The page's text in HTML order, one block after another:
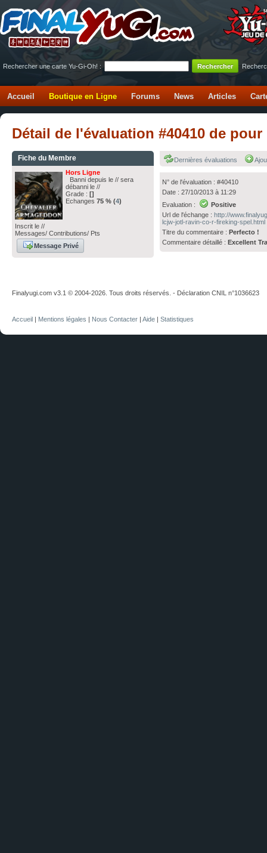
Rechercher une carte Yu-Gi-Oh! :
Accueil Boutique en Ligne Forums News Articles
Détail de l'évaluation #40410 de pour
Fiche du Membre
Hors Ligne
Banni depuis le // sera
débanni le //
Grade : []
Echanges 75 % (4)
Inscrit le //
Messages/ Contributions/ Pts
Message Privé
Dernières évaluations
N° de l'évaluation : #40410
Date : 27/10/2013 à 11:29
Evaluation :
Positive
Url de l'échange :http://
lcjw-jotl-ravin-co-r-fireking-spel.html
Titre du commentaire :Perfecto !
Commentaire détaillé :Excellent
Finalyugi.com v3.1 © 2004-2026. Tous droits réservés. - Déclaration CNIL n°1036623
Accueil | Mentions légales | Nous Contacter | Aide | Statistiques